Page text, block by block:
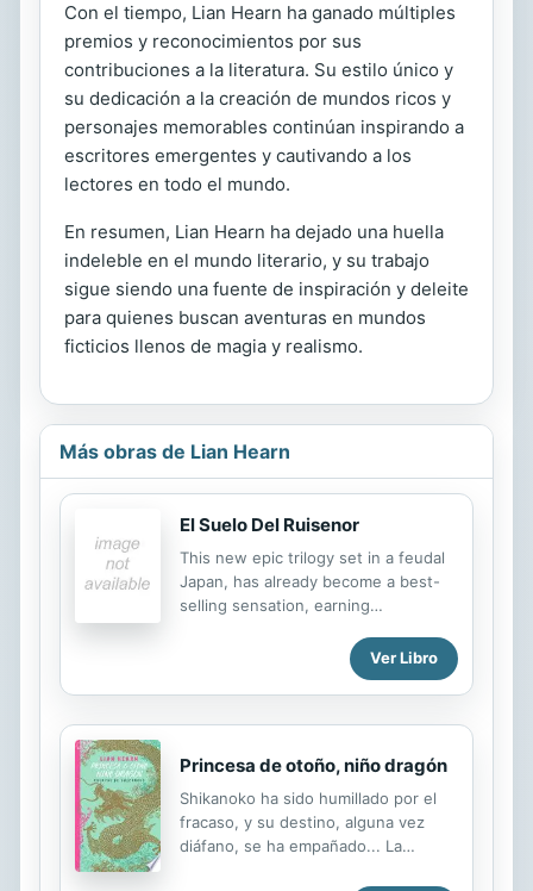
Con el tiempo, Lian Hearn ha ganado múltiples
premios y reconocimientos por sus
contribuciones a la literatura. Su estilo único y
su dedicación a la creación de mundos ricos y
personajes memorables continúan inspirando a
escritores emergentes y cautivando a los
lectores en todo el mundo.
En resumen, Lian Hearn ha dejado una huella
indeleble en el mundo literario, y su trabajo
sigue siendo una fuente de inspiración y deleite
para quienes buscan aventuras en mundos
ficticios llenos de magia y realismo.
Más obras de Lian Hearn
El Suelo Del Ruisenor
This new epic trilogy set in a feudal
Japan, has already become a best-
selling sensation, earning
Rings. It begins with the legend of a
nightingale floor in a black-walled
fortress/a floor that sings in alarm at
the step of an assassin. It will take
ancient Tribe for one orphaned
youth named Takeo to discover the
magical destiny that awaits him ...
across the nightingale floor. A tale of
Ver Libro
Princesa de otoño, niño dragón
Shikanoko ha sido humillado por el
fracaso, y su destino, alguna vez
diáfano, se ha empañado... La